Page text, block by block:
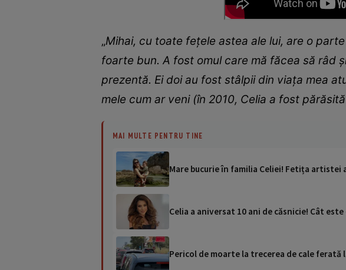
„Mihai, cu toate fețele astea ale lui, are o
foarte bun. A fost omul care mă făcea să râd
prezentă. Ei doi au fost stâlpii din viața mea
mele cum ar veni (în 2010, Celia a fost
MAI MULTE PENTRU TINE
Mare bucurie în familia Celiei! Fetița
Celia a aniversat 10 ani de căsnicie! Cât
Pericol de moarte la trecerea de cale